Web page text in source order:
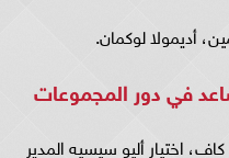
أديمولا لوكمان.
في دور المجموعات
اختيار أليو سيسيه المدير